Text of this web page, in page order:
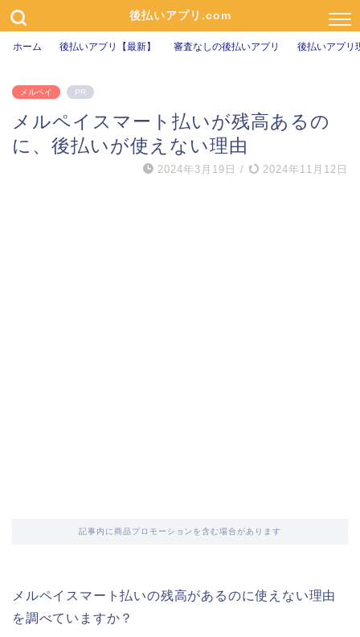
後払いアプリ.com
ホーム 後払いアプリ【最新】 審査なしの後払いアプリ 後払いアプリ
メルペイ PR
メルペイスマート払いが残高あるの
に、後払いが使えない理由
2024年3月19日 / 2024年11月12日
記事内に商品プロモーションを含む場合があります
メルペイスマート払いの残高があるのに使えない理由
を調べていますか？